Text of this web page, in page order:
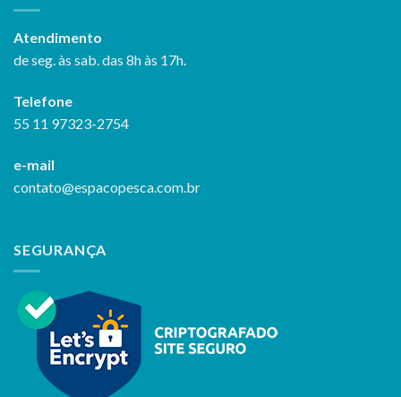
Atendimento
de seg. às sab. das 8h às 17h.
Telefone
55 11 97323-2754
e-mail
contato@espacopesca.com.br
SEGURANÇA